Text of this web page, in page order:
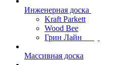
Инженерная доска
Kraft Parkett
Wood Bee
Грин Лайн
Массивная доска